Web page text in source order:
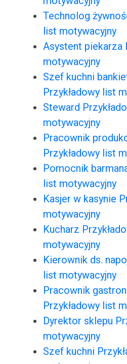
Technolog
list motywacyjny
Asystent piekarza
motywacyjny
Szef kuchni
Przykładowy list
Steward
motywacyjny
Pracownik
Przykładowy list
Pomocnik
list motywacyjny
Kasjer w kasynie
motywacyjny
Kucharz
motywacyjny
Kierownik ds.
list motywacyjny
Pracownik
Przykładowy list
Dyrektor sklepu
motywacyjny
Szef kuchni